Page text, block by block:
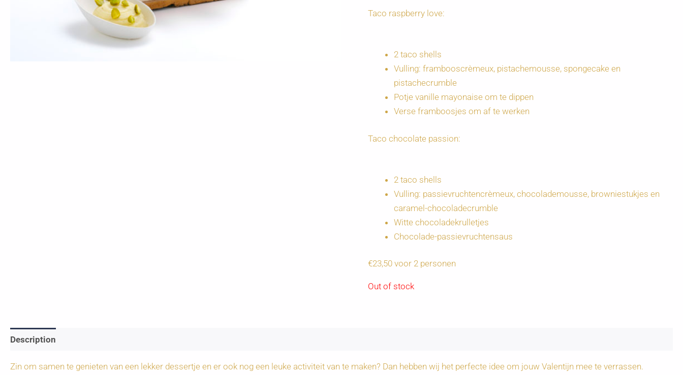
Taco raspberry love:
2 taco shells
Vulling: frambooscrèmeux, pistachemousse, spongecake en
pistachecrumble
Potje vanille mayonaise om te dippen
Verse framboosjes om af te werken
Taco chocolate passion:
2 taco shells
Vulling: passievruchtencrèmeux, chocolademousse, browniestukjes en
caramel-chocoladecrumble
Witte chocoladekrulletjes
Chocolade-passievruchtensaus
€23,50 voor 2 personen
Out of stock
Description
Zin om samen te genieten van een lekker dessertje en er ook nog een leuke activiteit van te maken? Dan hebben wij het perfecte idee om jouw Valentijn mee te verrassen.